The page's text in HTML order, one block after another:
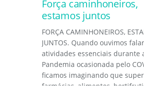
Força caminhoneiros,
estamos juntos
FORÇA CAMINHONEIROS,
JUNTOS. Quando ouvimos
atividades essenciais durante
Pandemia ocasionada pelo
ficamos imaginando que
farmácias, alimentos,